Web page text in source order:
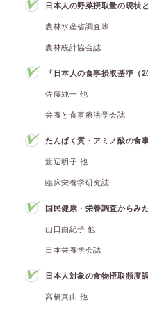
日本人の野菜摂取量の現状
農林水産省調査班
農林統計協会誌
『日本人の食事摂取基準（
佐藤純一 他
栄養と食事療法学会誌
たんぱく質・アミノ酸の食
渡辺明子 他
臨床栄養学研究誌
国民健康・栄養調査からみ
山口由紀子 他
日本栄養学会誌
日本人対象の食物摂取頻度
高橋真由 他